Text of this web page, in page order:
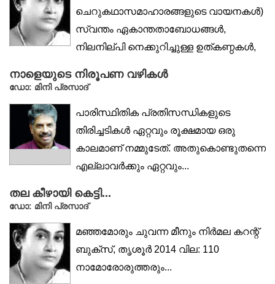
ചെറുകഥാസമാഹാരങ്ങളുടെ വായനകൾ)
സ്വന്തം ഏകാന്തതാബോധങ്ങൾ,
നിലനില്പി നെക്കുറിച്ചുള്ള ഉത്കണ്ഠകൾ,
നാളെയുടെ നിരൂപണ വഴികള്‍
ഡോ: മിനി പ്രസാദ്‌
പാരിസ്ഥിതിക പ്രതിസന്ധികളുടെ
തിരിച്ചടികള്‍ ഏറ്റവും രൂക്ഷമായ ഒരു
കാലമാണ് നമ്മുടേത്. അതുകൊണ്ടുതന്നെ
എല്ലാവര്‍ക്കും ഏറ്റവും...
തല കീഴായി കെട്ടി...
ഡോ: മിനി പ്രസാദ്‌
മഞ്ഞമോരും ചുവന്ന മീനും നിർമല കറന്റ്
ബുക്‌സ്, തൃശൂർ 2014 വില: 110
നാമോരോരുത്തരും...